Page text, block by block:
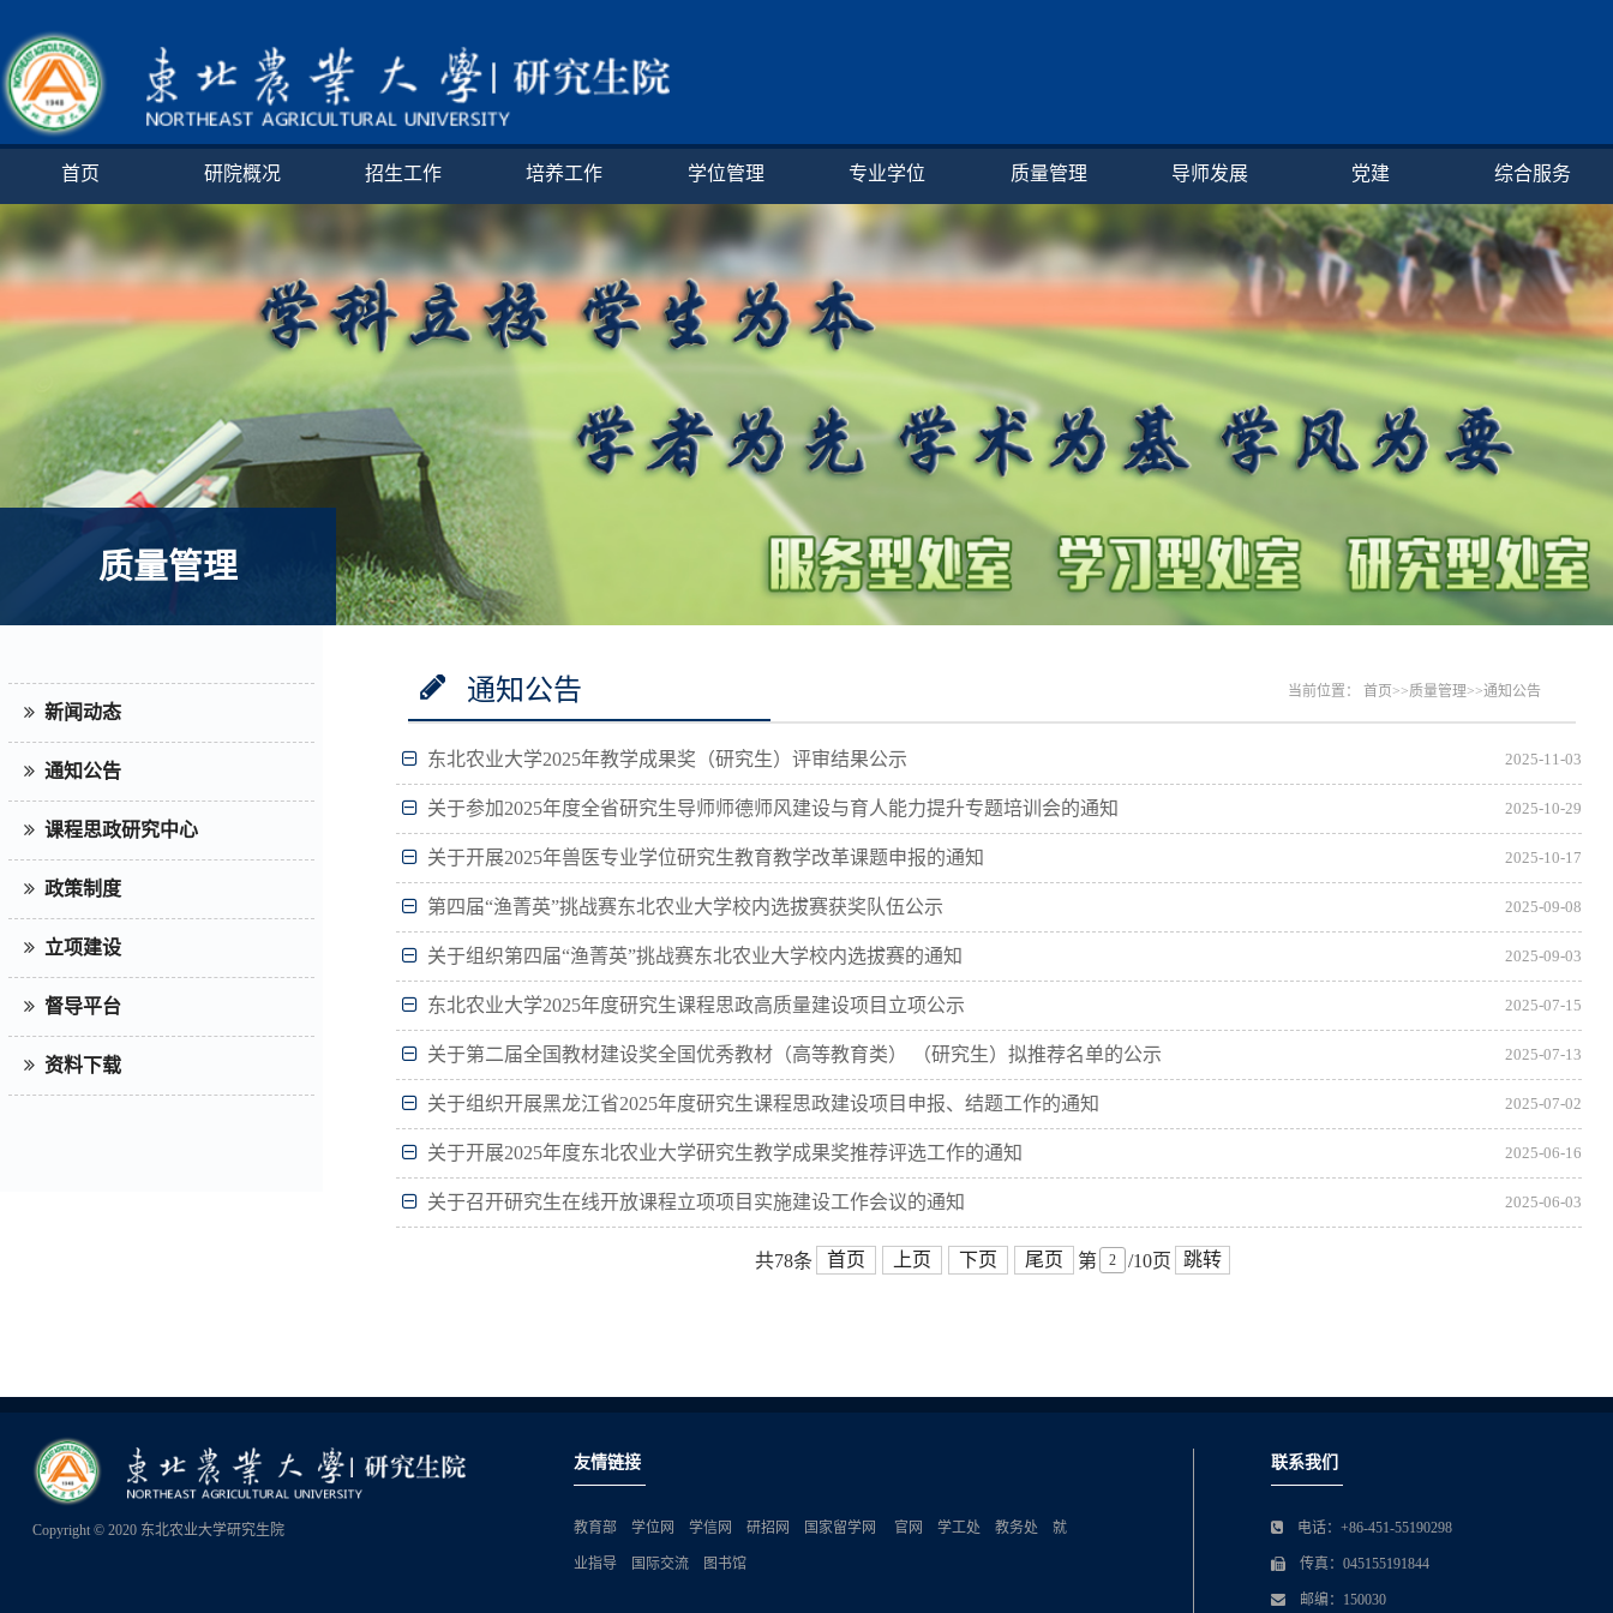
首页 研院概况 招生工作 培养工作 学位管理 专业学位 质量管理 导师发展 党建 综合服务
质量管理
新闻动态
通知公告
课程思政研究中心
政策制度
立项建设
督导平台
资料下载
通知公告 当前位置： 首页 >>质量管理>>通知公告
东北农业大学2025年教学成果奖（研究生）评审结果公示 2025-11-03
关于参加2025年度全省研究生导师师德师风建设与育人能力提升专题培训会的通知 2025-10-29
关于开展2025年兽医专业学位研究生教育教学改革课题申报的通知 2025-10-17
第四届“渔菁英”挑战赛东北农业大学校内选拔赛获奖队伍公示 2025-09-08
关于组织第四届“渔菁英”挑战赛东北农业大学校内选拔赛的通知 2025-09-03
东北农业大学2025年度研究生课程思政高质量建设项目立项公示 2025-07-15
关于第二届全国教材建设奖全国优秀教材（高等教育类） （研究生）拟推荐名单的公示 2025-07-13
关于组织开展黑龙江省2025年度研究生课程思政建设项目申报、结题工作的通知 2025-07-02
关于开展2025年度东北农业大学研究生教学成果奖推荐评选工作的通知 2025-06-16
关于召开研究生在线开放课程立项项目实施建设工作会议的通知 2025-06-03
共78条 首页 上页 下页 尾页 第 /10页 跳转
Copyright © 2020 东北农业大学研究生院
友情链接
教育部 学位网 学信网 研招网 国家留学网 官网 学工处 教务处 就
业指导 国际交流 图书馆
联系我们
电话：+86-451-55190298
传真：045155191844
邮编：150030